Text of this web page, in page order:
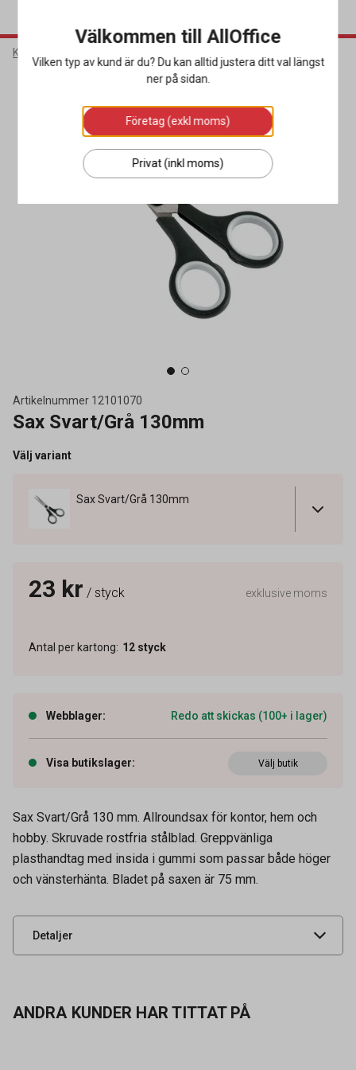
Kontorsmaterial
Artikelnummer 12101070
Sax Svart/Grå 130mm
Välj variant
Sax Svart/Grå 130mm
23 kr / styck exklusive moms
Antal per kartong: 12 styck
Webblager: Redo att skickas (100+ i lager)
Visa butikslager: Välj butik
Sax Svart/Grå 130 mm. Allroundsax för kontor, hem och
hobby. Skruvade rostfria stålblad. Greppvänliga
plasthandtag med insida i gummi som passar både höger
och vänsterhänta. Bladet på saxen är 75 mm.
Detaljer
Artikelnummer 12101070
Leverantörens
UNSPSC 44121618
ANDRA KUNDER HAR TITTAT PÅ
Välkommen till AllOffice
Vilken typ av kund är du? Du kan alltid justera ditt val längst
ner på sidan.
Företag (exkl moms)
Privat (inkl moms)